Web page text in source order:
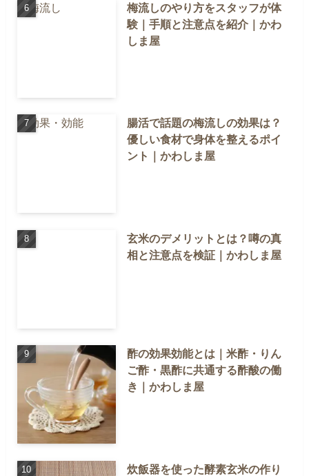
梅流しのやり方をスタッフが体
験｜手順と注意点を紹介｜かわ
しま屋
腸活で話題の梅流しの効果は？
優しい食材で身体を整えるポイ
ント｜かわしま屋
玄米のデメリットとは？噂の真
相と注意点を検証｜かわしま屋
酢の効果効能とは｜米酢・りん
ご酢・黒酢に共通する酢酸の働
き｜かわしま屋
炊飯器を使った酵素玄米の作り